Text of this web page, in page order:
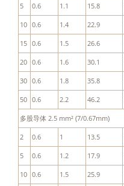
5 0.6 1.1 15.8
10 0.6 1.4 22.9
15 0.6 1.5 26.6
20 0.6 1.6 30.1
30 0.6 1.8 35.8
50 0.6 2.2 46.2
多股导体 2.5 mm² (7/0.67mm)
2 0.6 1 13.5
5 0.6 1.2 17.9
10 0.6 1.5 25.9